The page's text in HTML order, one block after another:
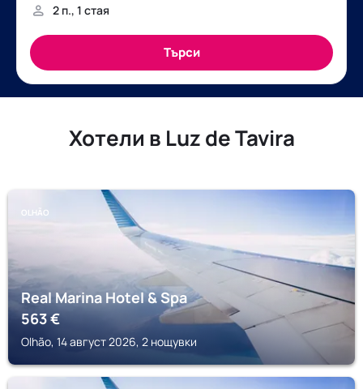
Хотели в Luz de Tavira
OLHÃO
Real Marina Hotel & Spa
563€
Olhão, 14 август 2026, 2 нощувки